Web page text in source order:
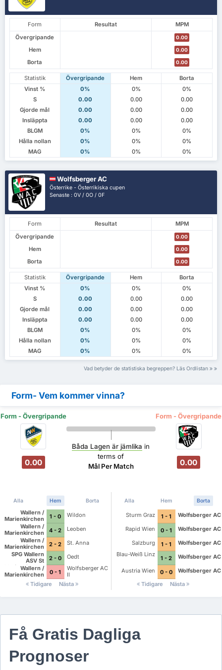
Form Resultat
MPM
Övergripande
0.00
Hem 0.00
Borta 0.00
Statistik Övergripande Hem
Borta
Vinst %
0% 0%
0%
S
0.00 0.00
0.00
Gjorde mål
0.00 0.00
0.00
Insläppta
0.00 0.00
0.00
BLGM
0% 0%
0%
Hålla nollan
0% 0%
0%
MAG
0% 0% 0%
Wolfsberger AC
Österrike - Österrikiska cupen
Senaste : 0V / 0O / 0F
Form Resultat
MPM
Övergripande
0.00
Hem 0.00
Borta 0.00
Statistik Övergripande Hem
Borta
Vinst %
0% 0%
0%
S
0.00 0.00
0.00
Gjorde mål
0.00 0.00
0.00
Insläppta
0.00 0.00
0.00
BLGM
0% 0%
0%
Hålla nollan
0% 0%
0%
MAG
0% 0% 0%
Vad betyder de statistiska begreppen? Läs Ordlistan
Form- Vem kommer vinna?
Form - Övergripande Form - Övergripande
0.00
Båda Lagen är jämlika in
terms of
Mål Per Match
0.00
Alla Hem Borta
Wallern /
Marienkirchen
1 - 0
Wildon
Wallern /
Marienkirchen
4 - 2
Leoben
Wallern /
Marienkirchen
2 - 2
St. Anna
SPG Wallern
ASV St
Marienkirchen
2 - 0
Oedt
Wallern /
Marienkirchen
0 - 1
Wolfsberger AC
II
Tidigare
Nästa
Alla Hem Borta
Sturm Graz 1 - 1
Wolfsberger AC
Rapid Wien
0 - 1
Wolfsberger AC
Salzburg
1 - 1
Wolfsberger AC
Blau-Weiß Linz
1 - 2
Wolfsberger AC
Austria Wien
0 - 0
Wolfsberger AC
Tidigare
Nästa
Få Gratis Dagliga
Prognoser